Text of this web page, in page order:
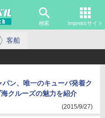
検索 Impressサイト
客船
ン、唯一のキューバ発着ク
クルーズの魅力を紹介
(2015/9/27)